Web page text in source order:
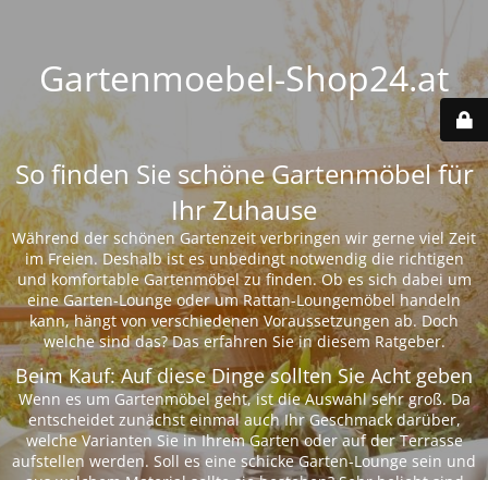
Gartenmoebel-Shop24.at
So finden Sie schöne Gartenmöbel für
Ihr Zuhause
Während der schönen Gartenzeit verbringen wir gerne viel Zeit
im Freien. Deshalb ist es unbedingt notwendig die richtigen
und komfortable Gartenmöbel zu finden. Ob es sich dabei um
eine Garten-Lounge oder um Rattan-Loungemöbel handeln
kann, hängt von verschiedenen Voraussetzungen ab. Doch
welche sind das? Das erfahren Sie in diesem Ratgeber.
Beim Kauf: Auf diese Dinge sollten Sie Acht geben
Wenn es um Gartenmöbel geht, ist die Auswahl sehr groß. Da
entscheidet zunächst einmal auch Ihr Geschmack darüber,
welche Varianten Sie in Ihrem Garten oder auf der Terrasse
aufstellen werden. Soll es eine schicke Garten-Lounge sein und